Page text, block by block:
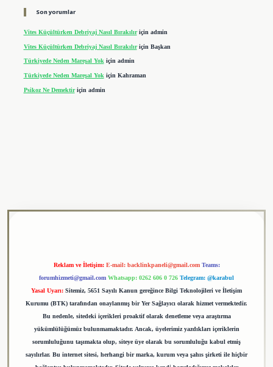
Son yorumlar
Vites Küçültürken Debriyaj Nasıl Bırakılıriçin admin
Vites Küçültürken Debriyaj Nasıl Bırakılıriçin Başkan
Türkiyede Neden Mareşal Yokiçin admin
Türkiyede Neden Mareşal Yok için Kahraman
Psikoz Ne Demektiriçin admin
Reklam ve İletişim: E-mail: backlinkpaneli@gmail.com Teams:
forumhizmeti@gmail.com Whatsapp: 0262 606 0 726 Telegram: @karabul
Yasal Uyarı: Sitemiz, 5651 Sayılı Kanun gereğince Bilgi Teknolojileri ve İletişim
Kurumu (BTK) tarafından onaylanmış bir Yer Sağlayıcı olarak hizmet vermektedir.
Bu nedenle, sitedeki içerikleri proaktif olarak denetleme veya araştırma
yükümlülüğümüz bulunmamaktadır. Ancak, üyelerimiz yazdıkları içeriklerin
sorumluluğunu taşımakta olup, siteye üye olarak bu sorumluluğu kabul etmiş
sayılırlar. Bu internet sitesi, herhangi bir marka, kurum veya şahıs şirketi ile hiçbir